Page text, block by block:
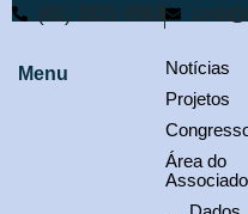
(61) 3321-9563
Menu
Notícias
Projetos
Área do
Associado